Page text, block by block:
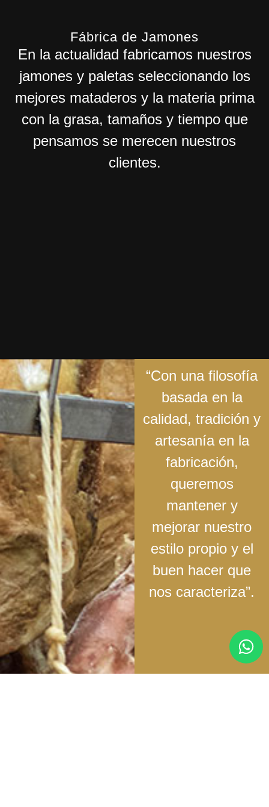
Fábrica de Jamones
En la actualidad fabricamos nuestros
jamones y paletas seleccionando los
mejores mataderos y la materia prima
con la grasa, tamaños y tiempo que
pensamos se merecen nuestros
clientes.
“Con una filosofía
basada en la
calidad, tradición y
artesanía en la
fabricación,
queremos
mantener y
mejorar nuestro
estilo propio y el
buen hacer que
nos caracteriza”.